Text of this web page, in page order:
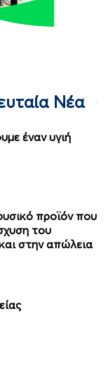
Νέα
έναν υγιή
προϊόν που
του
στην απώλεια